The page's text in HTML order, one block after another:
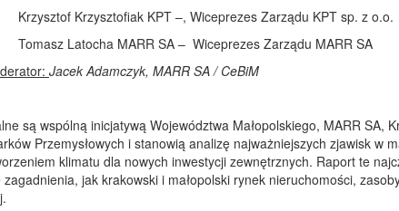
Krzysztof Krzysztofiak KPT –, Wiceprezes Zarządu KPT sp. z o.o.
Tomasz Latocha MARR SA – Wiceprezes Zarządu MARR SA
Jacek Adamczyk, MARR SA / CeBiM
są wspólną inicjatywą Województwa Małopolskiego, MARR SA,
Przemysłowych i stanowią analizę najważniejszych zjawisk w
klimatu dla nowych inwestycji zewnętrznych. Raport te
jak krakowski i małopolski rynek nieruchomości,